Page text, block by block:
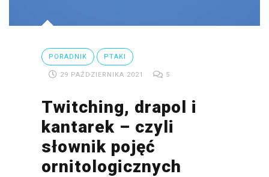
PORADNIK PTAKI
29 PAŹDZIERNIKA 2021 5
Twitching, drapol i
kantarek – czyli
słownik pojęć
ornitologicznych